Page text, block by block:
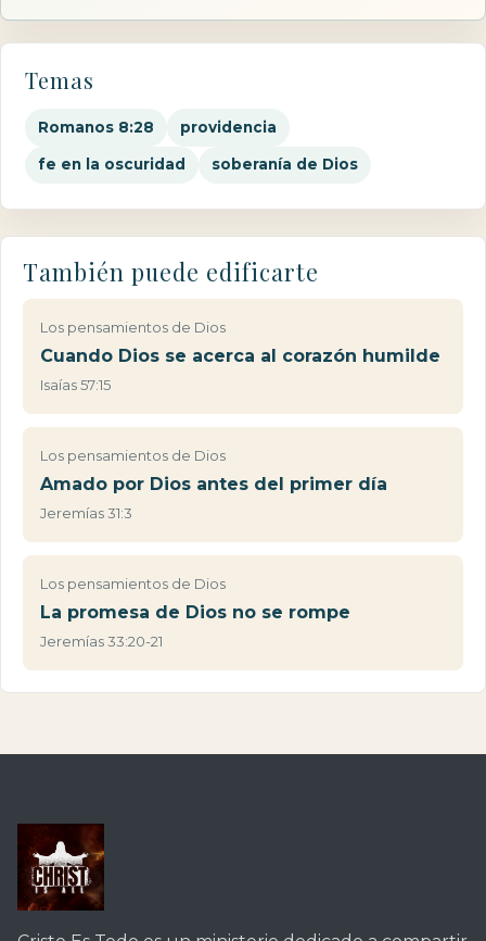
Temas
Romanos 8:28 providencia
fe en la oscuridad soberanía de Dios
También puede edificarte
Los pensamientos de Dios
Cuando Dios se acerca al corazón humilde
Isaías 57:15
Los pensamientos de Dios
Amado por Dios antes del primer día
Jeremías 31:3
Los pensamientos de Dios
La promesa de Dios no se rompe
Jeremías 33:20-21